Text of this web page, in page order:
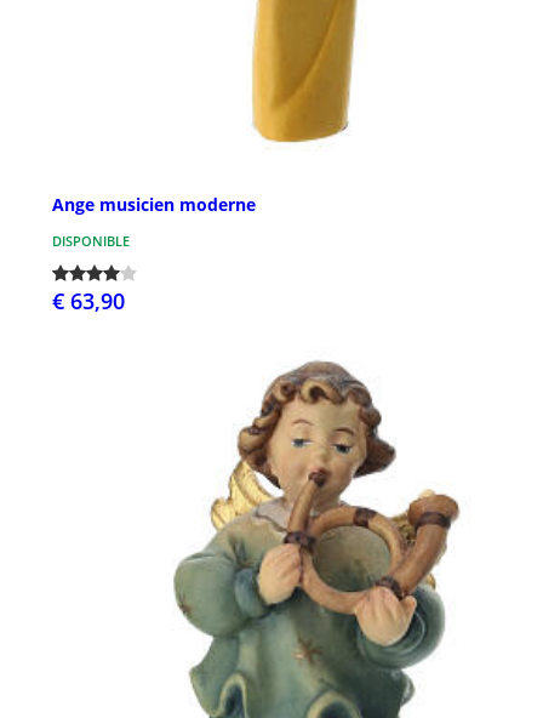
Ange musicien moderne
DISPONIBLE
€ 63,90